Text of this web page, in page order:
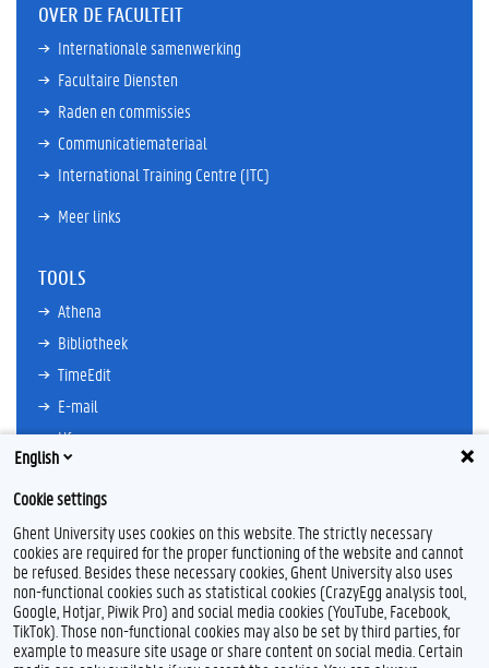
OVER DE FACULTEIT
Internationale samenwerking
Facultaire Diensten
Raden en commissies
Communicatiemateriaal
International Training Centre (ITC)
Meer links
TOOLS
Athena
Bibliotheek
TimeEdit
E-mail
Ufora
Oasis
Research Explorer
F
a
c
e
T
w
i
t
L
i
n
k
I
n
s
t
Feedback
English
Cookie settings
Ghent University uses cookies on this website. The strictly necessary
cookies are required for the proper functioning of the website and cannot
be refused. Besides these necessary cookies, Ghent University also uses
non-functional cookies such as statistical cookies (CrazyEgg analysis tool,
Google, Hotjar, Piwik Pro) and social media cookies (YouTube, Facebook,
TikTok). Those non-functional cookies may also be set by third parties, for
example to measure site usage or share content on social media. Certain